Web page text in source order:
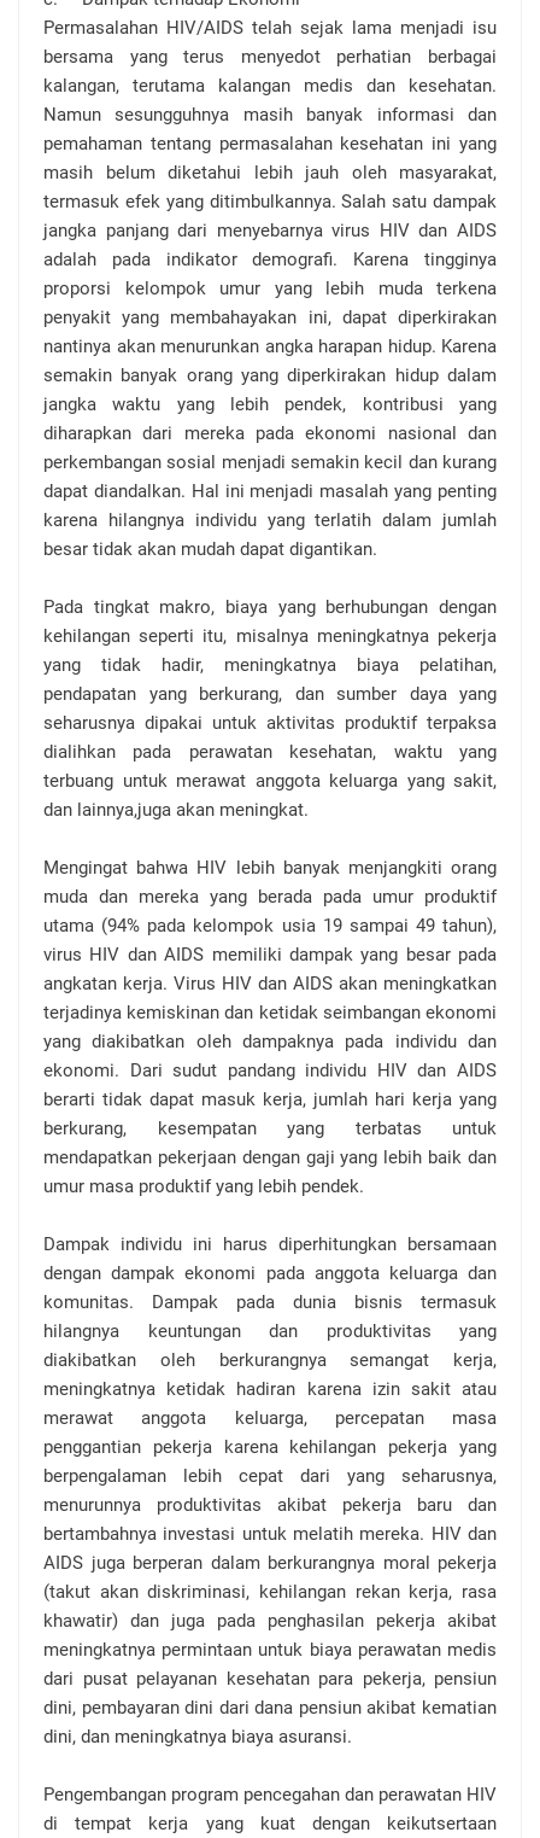
Permasalahan HIV/AIDS telah sejak lama menjadi isu
bersama yang terus menyedot perhatian berbagai
kalangan, terutama kalangan medis dan kesehatan.
Namun sesungguhnya masih banyak informasi dan
pemahaman tentang permasalahan kesehatan ini yang
masih belum diketahui lebih jauh oleh masyarakat,
termasuk efek yang ditimbulkannya. Salah satu dampak
jangka panjang dari menyebarnya virus HIV dan AIDS
adalah pada indikator demografi. Karena tingginya
proporsi kelompok umur yang lebih muda terkena
penyakit yang membahayakan ini, dapat diperkirakan
nantinya akan menurunkan angka harapan hidup. Karena
semakin banyak orang yang diperkirakan hidup dalam
jangka waktu yang lebih pendek, kontribusi yang
diharapkan dari mereka pada ekonomi nasional dan
perkembangan sosial menjadi semakin kecil dan kurang
dapat diandalkan. Hal ini menjadi masalah yang penting
karena hilangnya individu yang terlatih dalam jumlah
besar tidak akan mudah dapat digantikan.
Pada tingkat makro, biaya yang berhubungan dengan
kehilangan seperti itu, misalnya meningkatnya pekerja
yang tidak hadir, meningkatnya biaya pelatihan,
pendapatan yang berkurang, dan sumber daya yang
seharusnya dipakai untuk aktivitas produktif terpaksa
dialihkan pada perawatan kesehatan, waktu yang
terbuang untuk merawat anggota keluarga yang sakit,
dan lainnya,juga akan meningkat.
Mengingat bahwa HIV lebih banyak menjangkiti orang
muda dan mereka yang berada pada umur produktif
utama (94% pada kelompok usia 19 sampai 49 tahun),
virus HIV dan AIDS memiliki dampak yang besar pada
angkatan kerja. Virus HIV dan AIDS akan meningkatkan
terjadinya kemiskinan dan ketidak seimbangan ekonomi
yang diakibatkan oleh dampaknya pada individu dan
ekonomi. Dari sudut pandang individu HIV dan AIDS
berarti tidak dapat masuk kerja, jumlah hari kerja yang
berkurang, kesempatan yang terbatas untuk
mendapatkan pekerjaan dengan gaji yang lebih baik dan
umur masa produktif yang lebih pendek.
Dampak individu ini harus diperhitungkan bersamaan
dengan dampak ekonomi pada anggota keluarga dan
komunitas. Dampak pada dunia bisnis termasuk
hilangnya keuntungan dan produktivitas yang
diakibatkan oleh berkurangnya semangat kerja,
meningkatnya ketidak hadiran karena izin sakit atau
merawat anggota keluarga, percepatan masa
penggantian pekerja karena kehilangan pekerja yang
berpengalaman lebih cepat dari yang seharusnya,
menurunnya produktivitas akibat pekerja baru dan
bertambahnya investasi untuk melatih mereka. HIV dan
AIDS juga berperan dalam berkurangnya moral pekerja
(takut akan diskriminasi, kehilangan rekan kerja, rasa
khawatir) dan juga pada penghasilan pekerja akibat
meningkatnya permintaan untuk biaya perawatan medis
dari pusat pelayanan kesehatan para pekerja, pensiun
dini, pembayaran dini dari dana pensiun akibat kematian
dini, dan meningkatnya biaya asuransi.
Pengembangan program pencegahan dan perawatan HIV
di tempat kerja yang kuat dengan keikutsertaan